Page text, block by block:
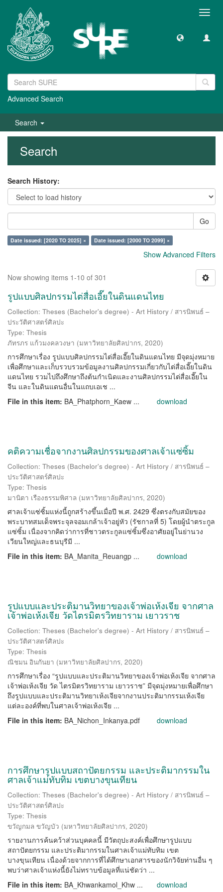
Advanced Search
Search
Search
Search History:
Go
Date issued: [2020 TO 2025] × Date issued: [2000 TO 2099] ×
Show Advanced Filters
Now showing items 1-10 of 301
รูปแบบศิลปกรรมไต่สื่อเอี๊ยในดินแดนไทย
Collection: Theses (Bachelor's degree) - Art History / สารนิพนธ์ –
ประวัติศาสตร์ศิลปะ
Type: Thesis
ภัทรภร แก้วมงคลวงษา (มหาวิทยาลัยศิลปากร, 2020)
การศึกษาเรื่อง รูปแบบศิลปกรรมไต่สื่อเอี๊ยในดินแดนไทย มีจุดมุ่งหมาย
เพื่อศึกษาและเก็บรวบรวมข้อมูลงานศิลปกรรมเกี่ยวกับไต่สื่อเอี๊ยในดิน
แดนไทย รวมไปถึงศึกษาถึงต้นกำเนิดและงานศิลปกรรมไต่สื่อเอี๊ยใน
จีน และในดินแดนอื่นในแถบเอเช ...
File in this item: BA_Phatphorn_Kaew ... download
คติความเชื่อจากงานศิลปกรรมของศาลเจ้าแซ่ซิ้ม
Collection: Theses (Bachelor's degree) - Art History / สารนิพนธ์ –
ประวัติศาสตร์ศิลปะ
Type: Thesis
มานิตา เรืองธรรมพิศาล (มหาวิทยาลัยศิลปากร, 2020)
ศาลเจ้าแซ่ซิ้มแห่งนี้ถูกสร้างขึ้นเมื่อปี พ.ศ. 2429 ซึ่งตรงกับสมัยของ
พระบาทสมเด็จพระจุลจอมเกล้าเจ้าอยู่หัว (รัชกาลที่ 5) โดยผู้นำตระกูล
แซ่ซิ้ม เนื่องจากคิดว่าการที่ชาวตระกูลแซ่ซิ้มซึ่งอาศัยอยู่ในย่านวง
เวียนใหญ่และธนบุรีมี ...
File in this item: BA_Manita_Reuangp ... download
รูปแบบและประติมานวิทยาของเจ้าพ่อเห้งเจีย จากศาล
เจ้าพ่อเห้งเจีย วัดไตรมิตรวิทยาราม เยาวราช
Collection: Theses (Bachelor's degree) - Art History / สารนิพนธ์ –
ประวัติศาสตร์ศิลปะ
Type: Thesis
ณิชมน อินกันยา (มหาวิทยาลัยศิลปากร, 2020)
การศึกษาเรื่อง “รูปแบบและประติมานวิทยาของเจ้าพ่อเห้งเจีย จากศาล
เจ้าพ่อเห้งเจีย วัด ไตรมิตรวิทยาราม เยาวราช” มีจุดมุ่งหมายเพื่อศึกษา
ถึงรูปแบบและประติมานวิทยาเห้งเจียจากงานประติมากรรมเห้งเจีย
แต่ละองค์ที่พบในศาลเจ้าพ่อเห้งเจีย ...
File in this item: BA_Nichon_Inkanya.pdf download
การศึกษารูปแบบสถาปัตยกรรม และประติมากรรมใน
ศาลเจ้าแม่ทับทิม เขตบางขุนเทียน
Collection: Theses (Bachelor's degree) - Art History / สารนิพนธ์ –
ประวัติศาสตร์ศิลปะ
Type: Thesis
ขวัญกมล ขวัญบัว (มหาวิทยาลัยศิลปากร, 2020)
รายงานการค้นคว้าส่วนบุคคลนี้ มีวัตถุปะสงค์เพื่อศึกษารูปแบบ
สถาปัตยกรรม และประติมากรรมในศาลเจ้าแม่ทับทิม เขต
บางขุนเทียน เนื่องด้วยจากการที่ได้ศึกษาเอกสารของนักวิจัยท่านอื่น ๆ
พบว่าศาลเจ้าแห่งนี้ยังไม่ทราบข้อมูลที่แน่ชัดว่า ...
File in this item: BA_Khwankamol_Khw ... download